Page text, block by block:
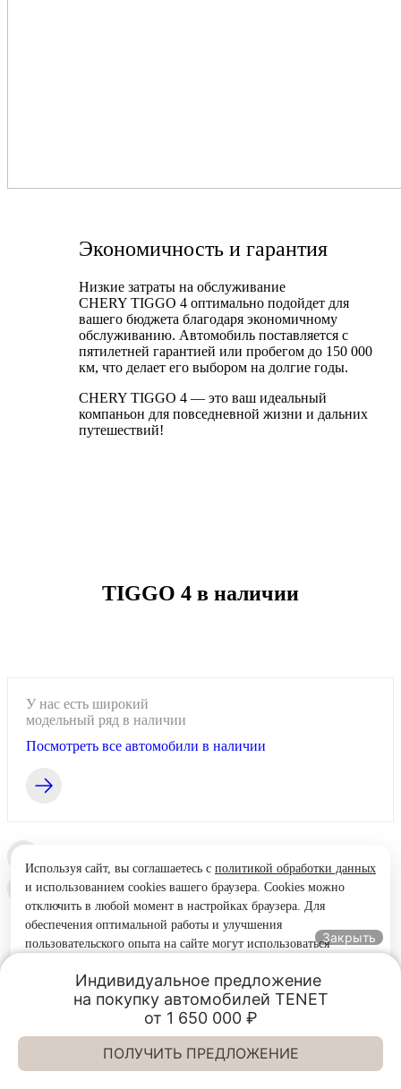
Экономичность и гарантия
Низкие затраты на обслуживание
CHERY TIGGO 4 оптимально подойдет для
вашего бюджета благодаря экономичному
обслуживанию. Автомобиль поставляется с
пятилетней гарантией или пробегом до 150 000
км, что делает его выбором на долгие годы.
CHERY TIGGO 4 — это ваш идеальный
компаньон для повседневной жизни и дальних
путешествий!
TIGGO 4 в наличии
У нас есть широкий
модельный ряд в наличии
Посмотреть все автомобили в наличии
об
Напишите нам, мы онлайн
Используя сайт, вы соглашаетесь с политикой обработки данных
и использованием cookies вашего браузера. Cookies можно
отключить в любой момент в настройках браузера. Для
обеспечения оптимальной работы и улучшения
пользовательского опыта на сайте могут использоваться
Продолжая использование сайта, Вы соглашаетесь с
применением указанных технологий и размещением cookie-
Принять
Закрыть
Индивидуальное предложение
на покупку автомобилей TENET
от 1 650 000 ₽
ПОЛУЧИТЬ ПРЕДЛОЖЕНИЕ
TENET Элан-Моторс
TENET Элан-Моторс